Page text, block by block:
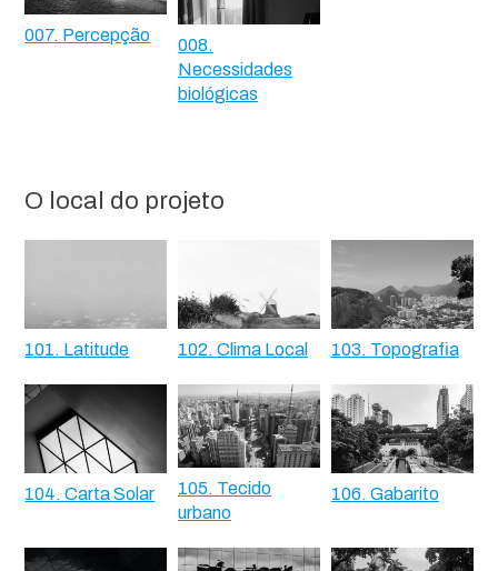
007. Percepção
008.
Necessidades
biológicas
O local do projeto
101. Latitude 102. Clima Local 103. Topografia
104. Carta Solar
105. Tecido
urbano
106. Gabarito